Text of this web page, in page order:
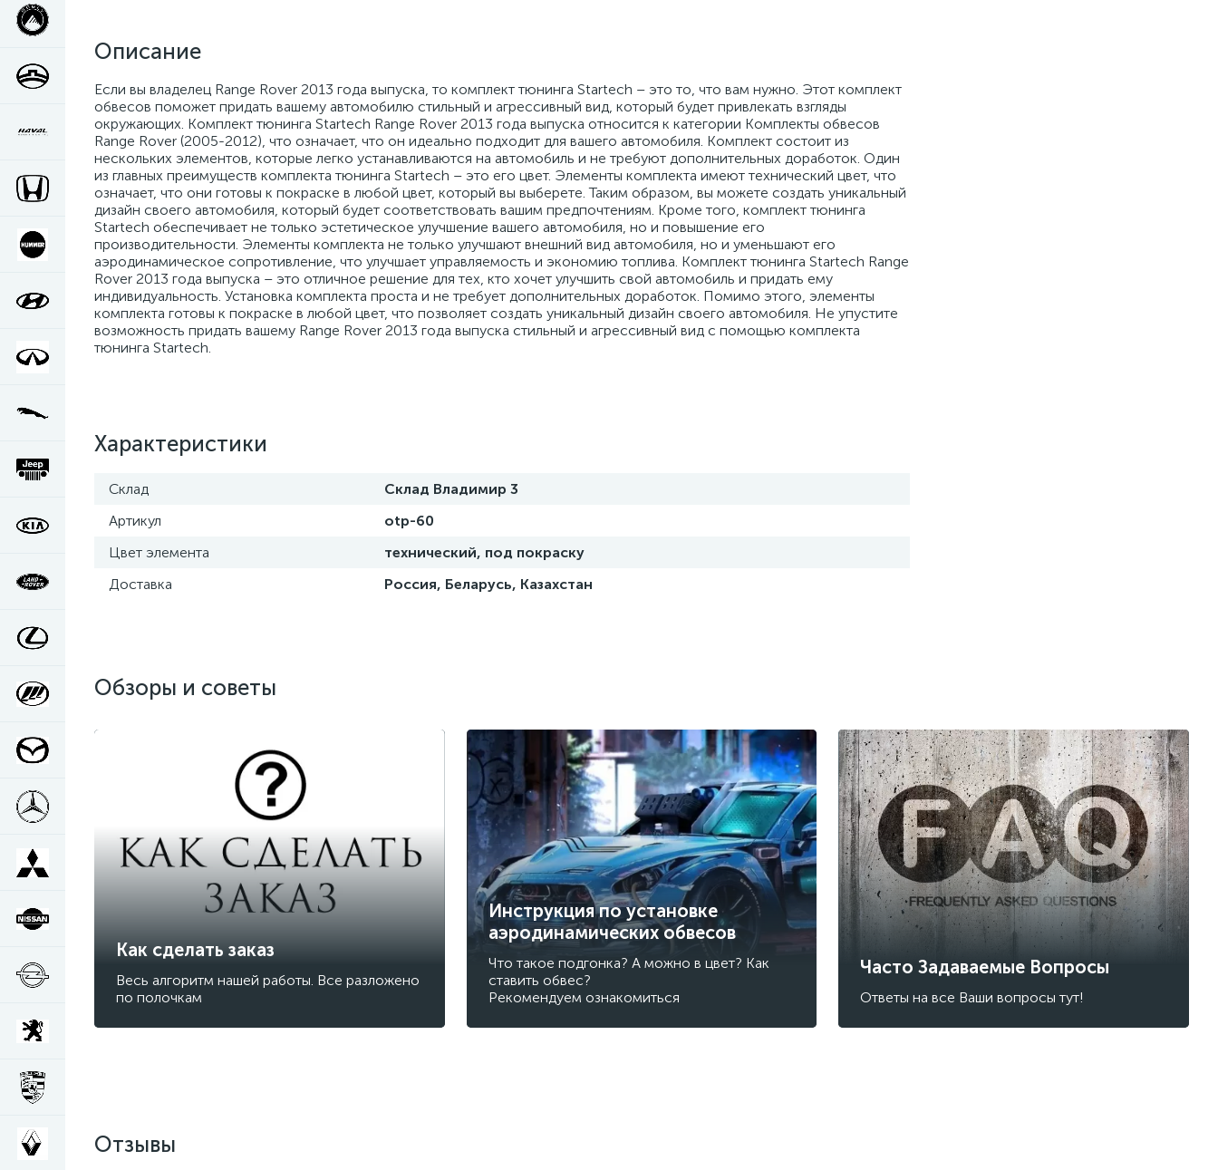
Описание
Если вы владелец Range Rover 2013 года выпуска, то комплект тюнинга Startech – это то, что вам нужно. Этот комплект
обвесов поможет придать вашему автомобилю стильный и агрессивный вид, который будет привлекать взгляды
окружающих. Комплект тюнинга Startech Range Rover 2013 года выпуска относится к категории Комплекты обвесов
Range Rover (2005-2012), что означает, что он идеально подходит для вашего автомобиля. Комплект состоит из
нескольких элементов, которые легко устанавливаются на автомобиль и не требуют дополнительных доработок. Один
из главных преимуществ комплекта тюнинга Startech – это его цвет. Элементы комплекта имеют технический цвет, что
означает, что они готовы к покраске в любой цвет, который вы выберете. Таким образом, вы можете создать уникальный
дизайн своего автомобиля, который будет соответствовать вашим предпочтениям. Кроме того, комплект тюнинга
Startech обеспечивает не только эстетическое улучшение вашего автомобиля, но и повышение его
производительности. Элементы комплекта не только улучшают внешний вид автомобиля, но и уменьшают его
аэродинамическое сопротивление, что улучшает управляемость и экономию топлива. Комплект тюнинга Startech Range
Rover 2013 года выпуска – это отличное решение для тех, кто хочет улучшить свой автомобиль и придать ему
индивидуальность. Установка комплекта проста и не требует дополнительных доработок. Помимо этого, элементы
комплекта готовы к покраске в любой цвет, что позволяет создать уникальный дизайн своего автомобиля. Не упустите
возможность придать вашему Range Rover 2013 года выпуска стильный и агрессивный вид с помощью комплекта
тюнинга Startech.
Характеристики
Склад
Склад Владимир 3
Артикул
otp-60
Цвет элемента
технический, под покраску
Доставка
Россия, Беларусь, Казахстан
Обзоры и советы
Как сделать заказ
Весь алгоритм нашей работы. Все разложено
по полочкам
Инструкция по установке
аэродинамических обвесов
Что такое подгонка? А можно в цвет? Как
ставить обвес?
Рекомендуем ознакомиться
Часто Задаваемые Вопросы
Ответы на все Ваши вопросы тут!
Отзывы